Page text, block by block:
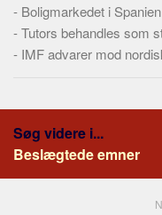
Bannere
Hjælp
- Boligmarkedet i
-Tutors behandles som
- IMF advarer mod
Søg videre i...
Beslægtede emner